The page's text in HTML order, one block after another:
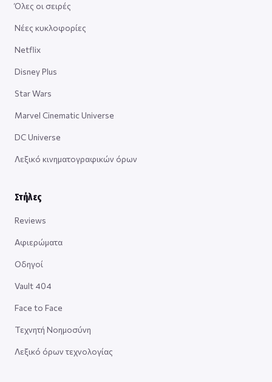
Όλες οι σειρές
Νέες κυκλοφορίες
Netflix
Disney Plus
Star Wars
Marvel Cinematic Universe
DC Universe
Λεξικό κινηματογραφικών όρων
Στήλες
Reviews
Αφιερώματα
Οδηγοί
Vault 404
Face to Face
Τεχνητή Νοημοσύνη
Λεξικό όρων τεχνολογίας